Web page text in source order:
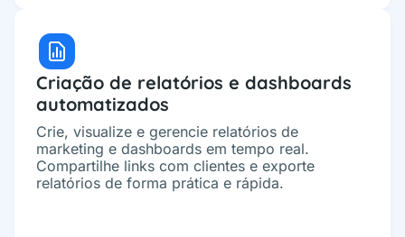
Criação de relatórios e dashboards
automatizados
Crie, visualize e gerencie relatórios de
marketing e dashboards em tempo real.
Compartilhe links com clientes e exporte
relatórios de forma prática e rápida.